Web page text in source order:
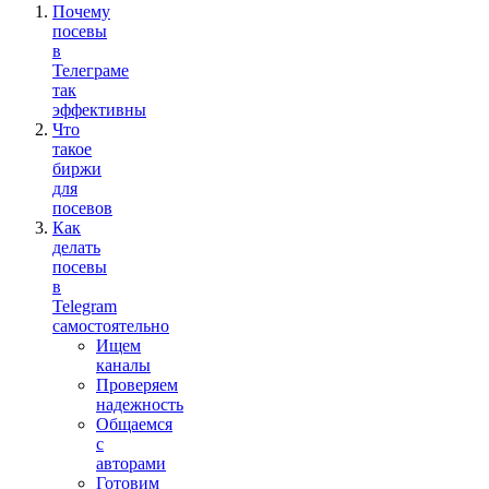
Почему
посевы
в
Телеграме
так
эффективны
Что
такое
биржи
для
посевов
Как
делать
посевы
в
Telegram
самостоятельно
Ищем
каналы
Проверяем
надежность
Общаемся
с
авторами
Готовим